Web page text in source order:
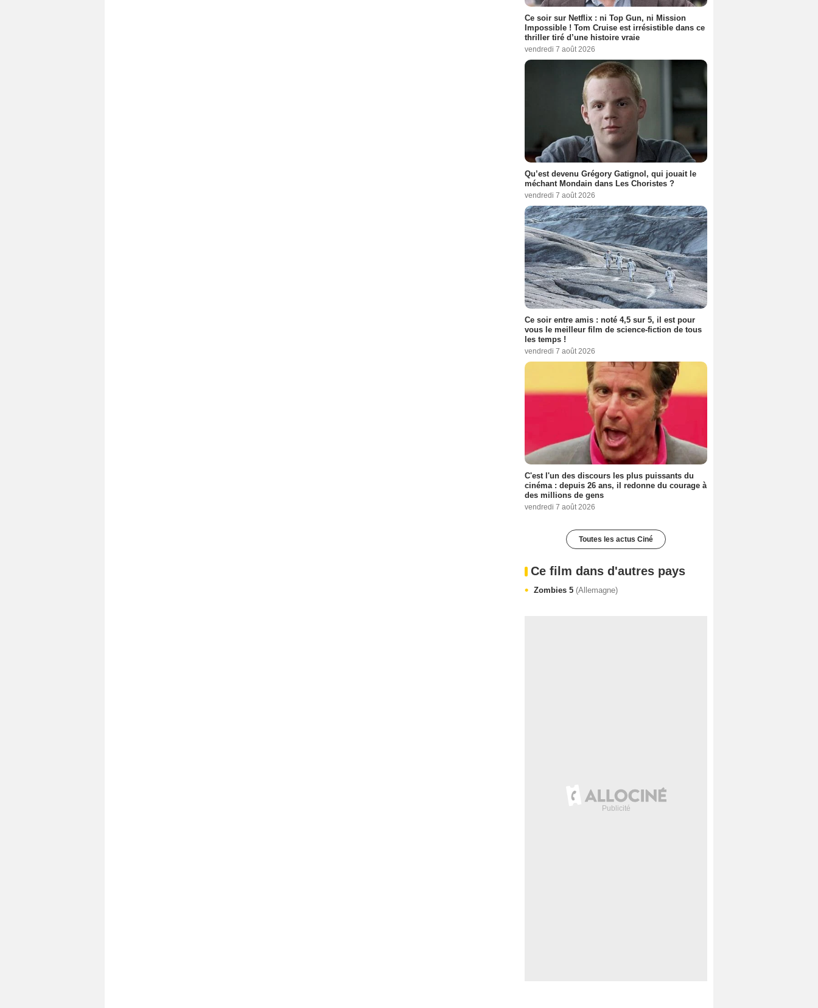
Ce soir sur Netflix : ni Top Gun, ni Mission
Impossible ! Tom Cruise est irrésistible dans ce
thriller tiré d’une histoire vraie
vendredi 7 août 2026
Qu’est devenu Grégory Gatignol, qui jouait le
méchant Mondain dans Les Choristes ?
vendredi 7 août 2026
Ce soir entre amis : noté 4,5 sur 5, il est pour
vous le meilleur film de science-fiction de tous
les temps !
vendredi 7 août 2026
C'est l'un des discours les plus puissants du
cinéma : depuis 26 ans, il redonne du courage à
des millions de gens
vendredi 7 août 2026
Toutes les actus Ciné
Ce film dans d'autres pays
Zombies 5 (Allemagne)